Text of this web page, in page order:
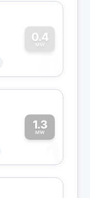
0.4
MW
0
1.3
MW
1